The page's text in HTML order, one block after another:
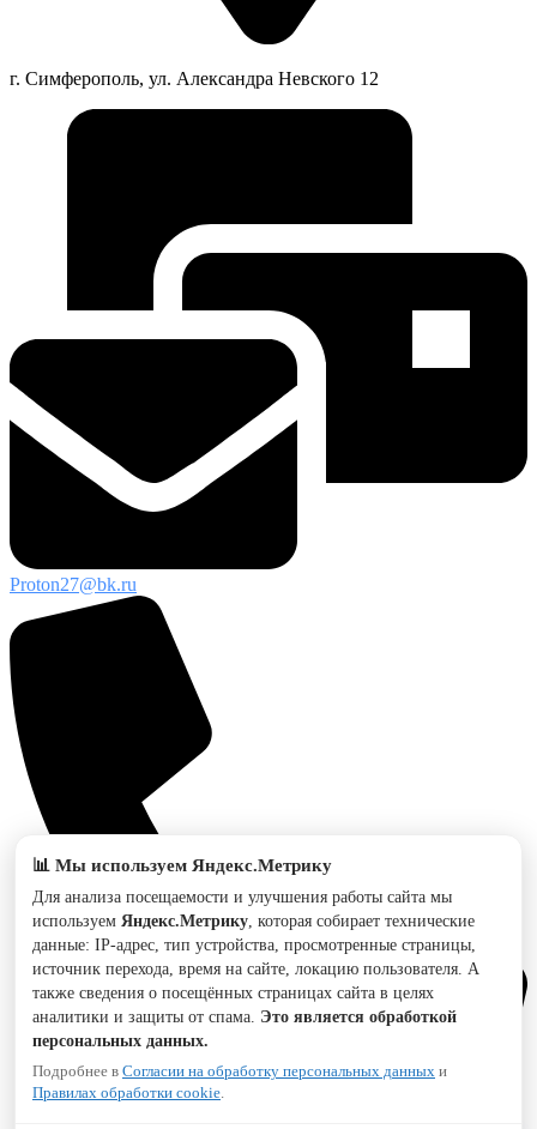
г. Симферополь, ул. Александра Невского 12
Proton27@bk.ru
📊 Мы используем Яндекс.Метрику
Для анализа посещаемости и улучшения работы сайта мы
используем Яндекс.Метрику, которая собирает технические
данные: IP-адрес, тип устройства, просмотренные страницы,
источник перехода, время на сайте, локацию пользователя. А
также сведения о посещённых страницах сайта в целях
аналитики и защиты от спама. Это является обработкой
персональных данных.
Подробнее в Согласии на обработку персональных данных и
Правилах обработки cookie.